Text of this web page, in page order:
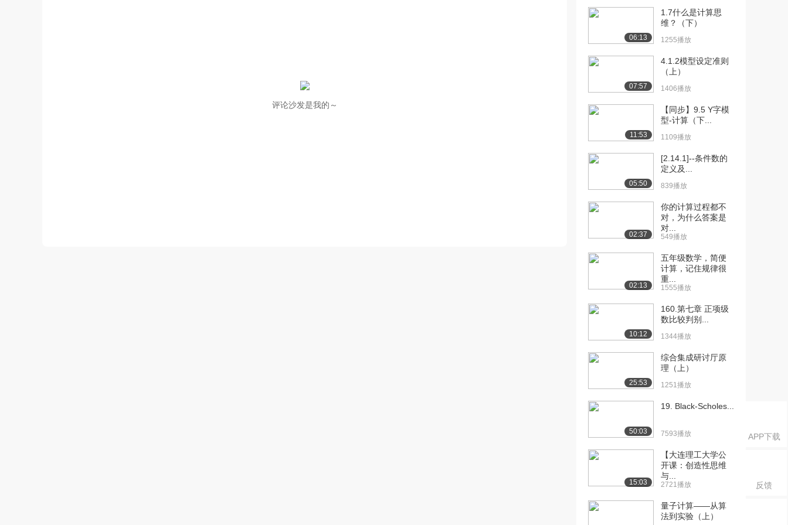
APP下载
反馈
评论沙发是我的～
[11] 21.期货合约条款
[12] 24.期货交易所——
Wind展示（...
[13] 24.期货交易所——
Wind展示（...
[14] 25.套期保值原理
3637播放
[15] 25.套期保值原理
3554播放
09:03
[16] 26.套期保值类型及举
09:17
[17] 26.套期保值类型及举
09:14
[18] 29.金融期货的发展历
05:27
[19] 29.金融期货的发展历
05:31
[20] 30.金融期货主要合约
及条款（上）
08:07
及条款（下）
06:13
1.7什么是计算思
维？（下）
1255播放
07:57
4.1.2模型设定准则
（上）
1406播放
11:53
【同步】9.5 Y字模
型-计算（下...
1109播放
05:50
[2.14.1]--条件数的
定义及...
839播放
02:37
你的计算过程都不
对，为什么答案是
对...
549播放
02:13
五年级数学，简便
计算，记住规律很
重...
1555播放
10:12
160.第七章 正项级
数比较判别...
1344播放
25:53
综合集成研讨厅原
理（上）
1251播放
50:03
19. Black-Scholes...
7593播放
15:03
【大连理工大学公
开课：创造性思维
与...
2721播放
量子计算——从算
法到实验（上）